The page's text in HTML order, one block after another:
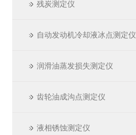
残炭测定仪
自动发动机冷却液冰点测定仪
润滑油蒸发损失测定仪
齿轮油成沟点测定仪
液相锈蚀测定仪